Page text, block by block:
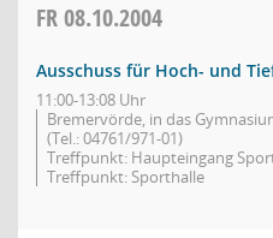
FR08.10.2004
Ausschuss für Hoch- und
11:00-13:08 Uhr
Bremervörde, in das
(Tel.: 04761/971-01)
Treffpunkt: Haupteingang
Treffpunkt: Sporthalle